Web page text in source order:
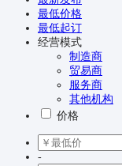
最低价格
最低起订
经营模式
制造商
贸易商
服务商
其他机构
价格
-